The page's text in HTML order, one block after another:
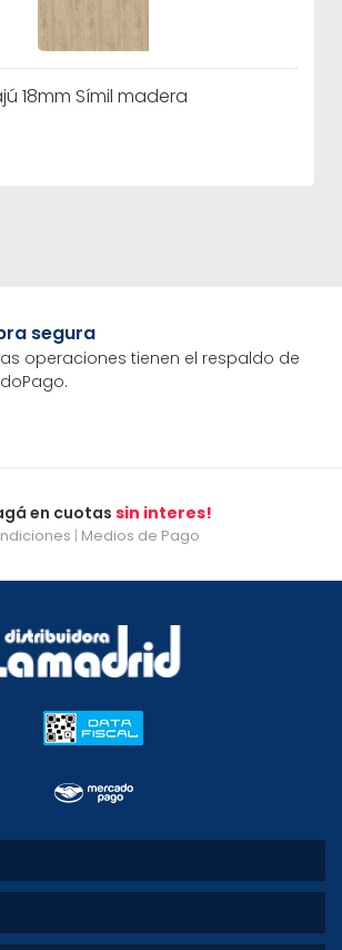
18mm Símil madera
segura
operaciones tienen el respaldo de
en cuotas sin interes!
| Medios de Pago